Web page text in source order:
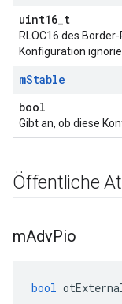
uint16_t
RLOC16 des
Konfiguration
mStable
bool
Gibt an, ob diese
Öffentliche
mAdvPio
bool